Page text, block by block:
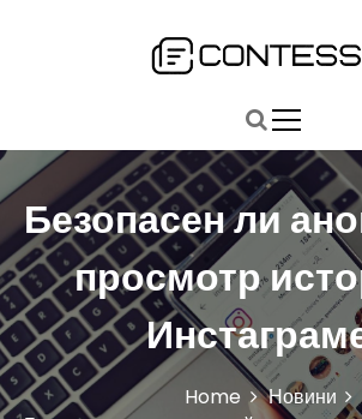
o
t
e
n
t
Безопасен ли
просмотр
Home
Новини